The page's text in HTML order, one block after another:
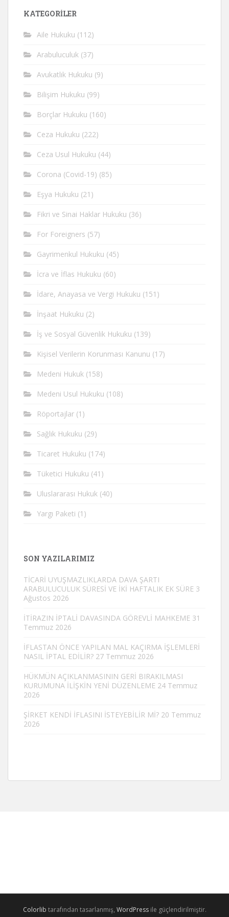
KATEGORİLER
Aile Hukuku (112)
Arabuluculuk (37)
Avukatlık Hukuku (9)
Bilişim Hukuku (99)
Borçlar Hukuku (160)
Ceza Hukuku (222)
Ceza Usul Hukuku (44)
Corona (Covid-19) (85)
Eşya Hukuku (21)
Fikri ve Sinai Haklar Hukuku (36)
For Foreigners (57)
Gayrimenkul Hukuku (45)
İcra ve İflas Hukuku (60)
İdare, Anayasa ve Vergi Hukuku (151)
İnşaat Hukuku (2)
İş ve Sosyal Güvenlik Hukuku (139)
Kişisel Verilerin Korunması Kanunu (17)
Medeni Hukuk (158)
Medeni Usul Hukuku (108)
Röportajlar (1)
Sağlık Hukuku (29)
Ticaret Hukuku (174)
Tüketici Hukuku (41)
Uluslararası Hukuk (40)
Yargı Paketi (1)
SON YAZILARIMIZ
TİCARİ UYUŞMAZLIKLARDA DAVA ŞARTI
ARABULUCULUK SÜRESİ VE İKİ HAFTALIK EK SÜRE 3
Ağustos 2026
İTİRAZIN İPTALİ DAVASINDA GÖREVLİ MAHKEME 31
Temmuz 2026
İFLASTAN ÖNCE YAPILAN MAL KAÇIRMA İŞLEMLERİ
NASIL İPTAL EDİLİR? 27 Temmuz 2026
HÜKMÜN AÇIKLANMASININ GERİ BIRAKILMASI
KURUMUNA İLİŞKİN YENİ DÜZENLEME 24 Temmuz
2026
ŞİRKET KENDİ İFLASINI İSTEYEBİLİR Mİ? 20 Temmuz
2026
Colorlib tarafından tasarlanmış, WordPressile güçlendirilmiştir.